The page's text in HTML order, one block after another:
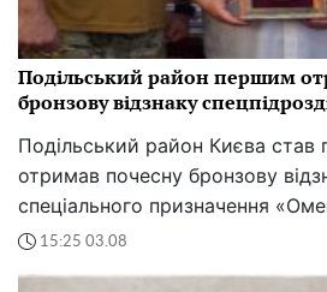
Подільський район першим
бронзову відзнаку
Подільський район Києва
отримав почесну бронзову
спеціального призначення
15:25 03.08